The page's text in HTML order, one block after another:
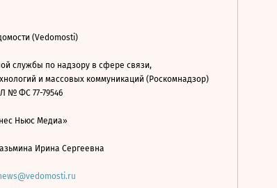
(Vedomosti)
службы по надзору в сфере связи,
и массовых коммуникаций (Роскомнадзор)
№ ФС 77-79546
Ньюс Медиа»
Ирина Сергеевна